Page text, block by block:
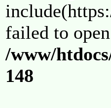
failed to
/www/
148